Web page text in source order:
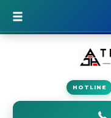
BERANDA
HOTLINE